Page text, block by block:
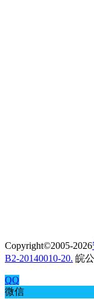
Copyright©2005-2026
B2-20140010-20. 皖
QQ
微信